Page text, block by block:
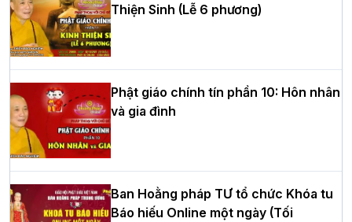
HT.Thích Thọ Lạc được suy cử làm tân
Trưởng BTS GHPGVN tỉnh Nghệ An
Hòa thượng Thích Quảng Tùng tái đắc
cử Trưởng BTS GHPGVN thành phố Hải
Phòng nhiệm kỳ 2026 – 2031
Thiện Sinh (Lễ 6 phương)
Phật giáo chính tín phần 10: Hôn nhân
và gia đình
Ban Hoằng pháp TƯ tổ chức Khóa tu
Báo hiếu Online một ngày (Tối